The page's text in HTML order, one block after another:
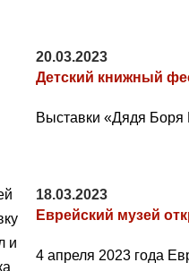
20.03.2023
Детский книжный
Выставки «Дядя Боря
18.03.2023
Еврейский музей
4 апреля 2023 года